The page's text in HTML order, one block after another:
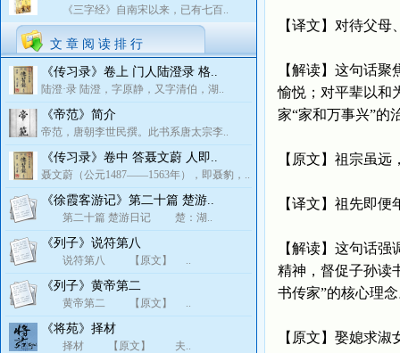
《三字经》自南宋以来，已有七百..
文 章 阅 读 排 行
《传习录》卷上 门人陆澄录 格..
陆澄·录 陆澄，字原静，又字清伯，湖..
《帝范》简介
帝范，唐朝李世民撰。此书系唐太宗李..
《传习录》卷中 答聂文蔚 人即..
聂文蔚（公元1487——1563年），即聂豹，..
《徐霞客游记》第二十篇 楚游..
第二十篇 楚游日记 楚：湖..
《列子》说符第八
说符第八 【原文】 ..
《列子》黄帝第二
黄帝第二 【原文】 ..
《将苑》择材
择材 【原文】 夫..
【译文】对待父
【解读】这句话
愉悦；对平辈以和
家“家和万事兴”的
【原文】祖宗虽
【译文】祖先即
【解读】这句话
精神，督促子孙读
书传家”的核心理
【原文】娶媳求